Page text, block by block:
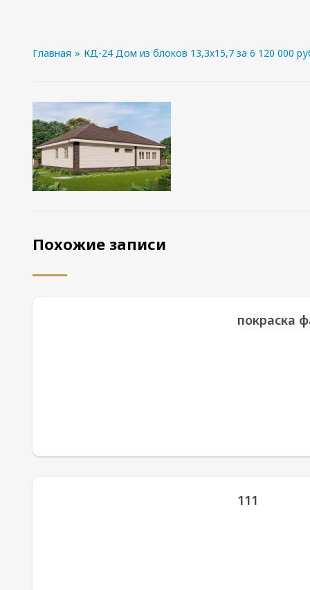
Главная » КД-24 Дом из блоков 13,3х15,7 за 6 120 000
Похожие записи
покраска
111